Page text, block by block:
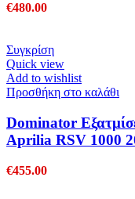
€480.00
Συγκρίση
Quick view
Add to wishlist
Προσθήκη στο καλάθι
Dominator
Aprilia RSV 1000
€455.00